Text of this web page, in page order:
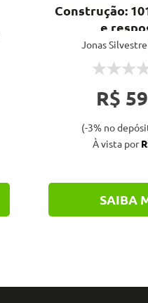
Construção:
e
Jonas
R$
(-3% no
À vista por
SAIBA